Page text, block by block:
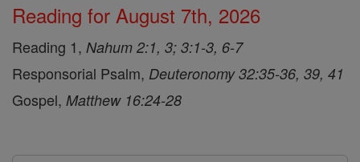
Reading for August 7th, 2026
Reading 1, Nahum 2:1, 3; 3:1-3, 6-7
Responsorial Psalm, Deuteronomy 32:35-36, 39, 41
Gospel, Matthew 16:24-28